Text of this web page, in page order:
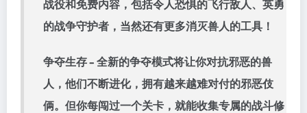
战役和免费内容，包括令人恐惧的飞行敌人、英勇
的战争守护者，当然还有更多消灭兽人的工具！
争夺生存 – 全新的争夺模式将让你对抗邪恶的兽
人，他们不断进化，拥有越来越难对付的邪恶伎
俩。但你每闯过一个关卡，就能收集专属的战斗修